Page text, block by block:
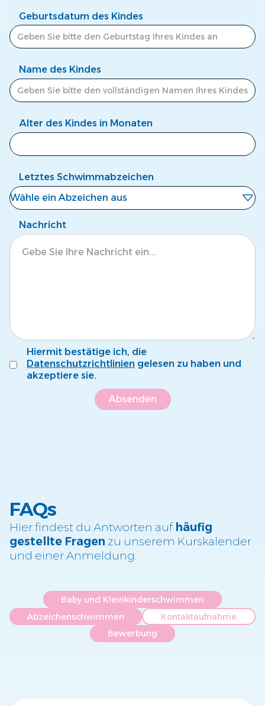
Geburtsdatum des Kindes
Name des Kindes
Alter des Kindes in Monaten
Letztes Schwimmabzeichen
Wähle ein Abzeichen aus
Noch kein Abzeichen
Fröschli
Seepferdli
Nachricht
Hiermit bestätige ich, die
Datenschutzrichtlinien gelesen zu haben und
akzeptiere sie.
FAQs
Hier findest du Antworten auf häufig
gestellte Fragen zu unserem Kurskalender
und einer Anmeldung.
Baby und Kleinkinderschwimmen
Abzeichenschwimmen
Kontaktaufnahme
Bewerbung